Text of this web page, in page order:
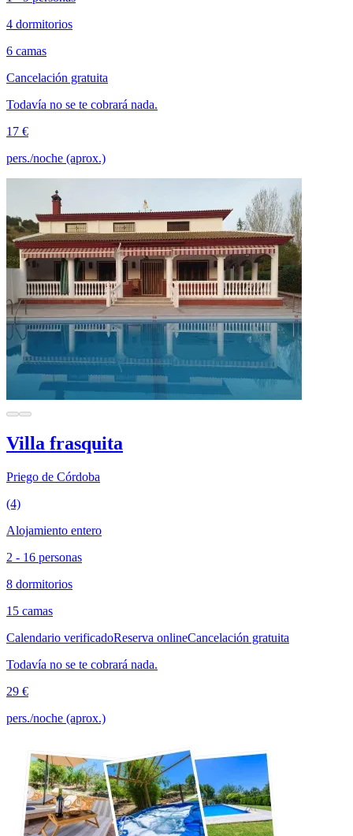
4 dormitorios
6 camas
Cancelación gratuita
Todavía no se te cobrará nada.
17 €
pers./noche (aprox.)
Villa frasquita
Priego de Córdoba
(4)
Alojamiento entero
2 - 16 personas
8 dormitorios
15 camas
Calendario verificadoReserva onlineCancelación gratuita
Todavía no se te cobrará nada.
29 €
pers./noche (aprox.)